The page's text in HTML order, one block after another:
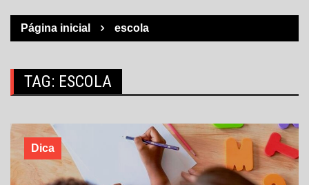
Página inicial escola
TAG: ESCOLA
Dica